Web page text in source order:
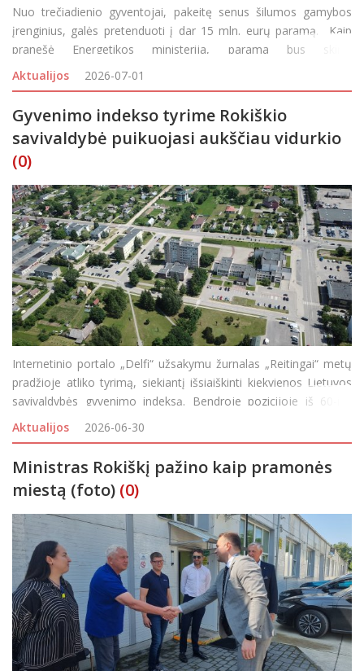
Nuo trečiadienio gyventojai, pakeitę senus šilumos gamybos
įrenginius, galės pretenduoti į dar 15 mln. eurų paramą. Kaip
pranešė Energetikos ministerija, parama bus skirta
gyventojams, įsirengusiems naujus, nenaudotus 5 klasės
sertifikuotus biokuro katilus arba šilumos si
Aktualijos 2026-07-01
Gyvenimo indekso tyrime Rokiškio
savivaldybė puikuojasi aukščiau vidurkio
(0)
Internetinio portalo „Delfi“ užsakymu žurnalas „Reitingai“ metų
pradžioje atliko tyrimą, siekiantį išsiaiškinti kiekvienos Lietuvos
savivaldybės gyvenimo indeksą. Bendroje pozicijoje iš 60-ies
šalies savivaldybių Rokiškio pavadinimas puikuoj
Aktualijos 2026-06-30
Ministras Rokiškį pažino kaip pramonės
miestą (foto) (0)